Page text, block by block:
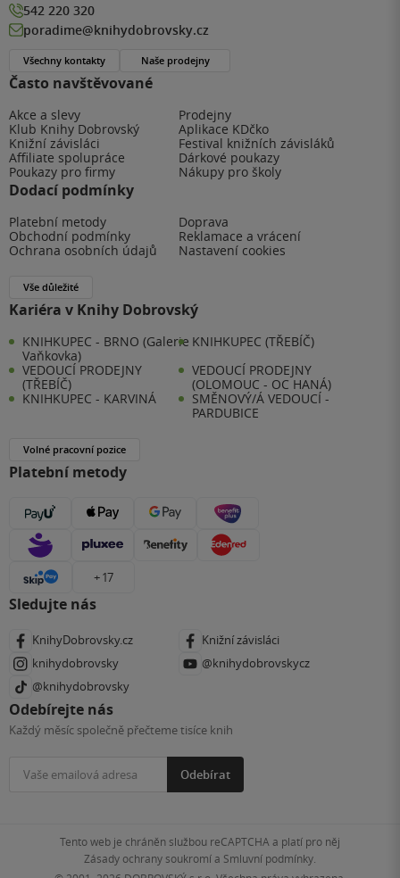
Často navštěvované
Akce a slevy
Prodejny
Klub Knihy Dobrovský
Aplikace KDčko
Knižní závisláci
Festival knižních závisláků
Affiliate spolupráce
Dárkové poukazy
Poukazy pro firmy
Nákupy pro školy
Dodací podmínky
Platební metody
Doprava
Obchodní podmínky
Reklamace a vrácení
Ochrana osobních údajů
Nastavení cookies
Vše důležité
Kariéra v Knihy Dobrovský
KNIHKUPEC - BRNO (Galerie
Vaňkovka)
KNIHKUPEC (TŘEBÍČ)
VEDOUCÍ PRODEJNY
(TŘEBÍČ)
VEDOUCÍ PRODEJNY
(OLOMOUC - OC HANÁ)
KNIHKUPEC - KARVINÁ
SMĚNOVÝ/Á VEDOUCÍ -
PARDUBICE
Volné pracovní pozice
Platební metody
+ 17
Sledujte nás
KnihyDobrovsky.cz
Knižní závisláci
knihydobrovsky
@knihydobrovskycz
@knihydobrovsky
Odebírejte nás
Každý měsíc společně přečteme tisíce knih
Odebírat
542 220 320
poradime@knihydobrovsky.cz
Všechny kontakty Naše prodejny
Tento web je chráněn službou reCAPTCHA a platí pro něj
Zásady ochrany soukromía Smluvní podmínky